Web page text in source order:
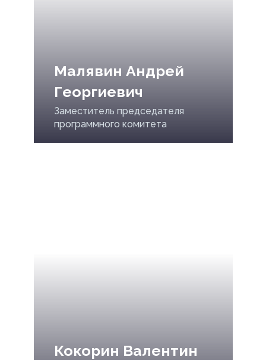
Малявин Андрей
Георгиевич
Заместитель председателя
программного комитета
Кокорин Валентин